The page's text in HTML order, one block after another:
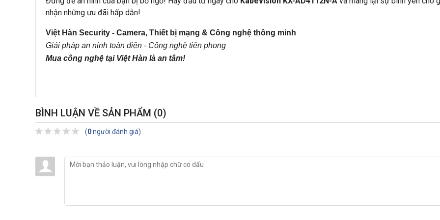
nhận những ưu đãi hấp dẫn!
Việt Hàn Security - Camera, Thiết bị mạng & Công nghệ thông minh
Giải pháp an ninh toàn diện - Công nghệ tiên phong
Mua công nghệ tại Việt Hàn là an tâm!
BÌNH LUẬN VỀ SẢN PHẨM (0)
(0người đánh giá)